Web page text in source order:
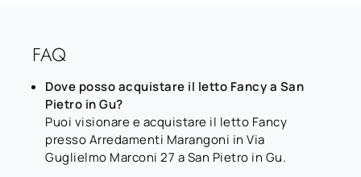
FAQ
Dove posso acquistare il letto Fancy a San
Pietro in Gu?
Puoi visionare e acquistare il letto Fancy
presso Arredamenti Marangoni in Via
Guglielmo Marconi 27 a San Pietro in Gu.